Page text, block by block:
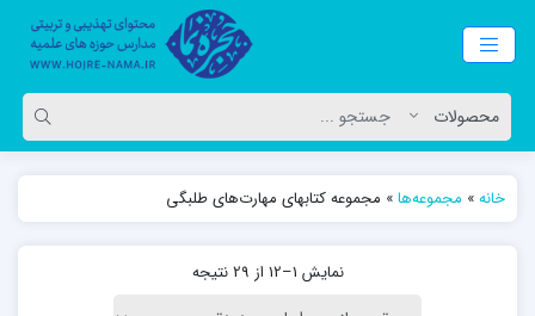
خانه» مجموعه‌ها» مجموعه کتابهای مهارت‌های طلبگی
نمایش 1–12 از 29 نتیجه